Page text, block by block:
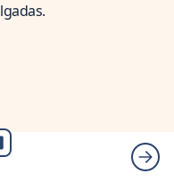
Pausa